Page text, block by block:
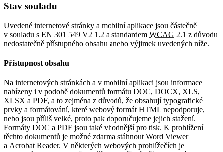
Stav souladu
Uvedené internetové stránky a mobilní aplikace jsou částečně
v souladu s EN 301 549 V2 1.2 a standardem WCAG 2.1 z důvodu
nedostatečně přístupného obsahu anebo výjimek uvedených níže.
Přístupnost obsahu
Na internetových stránkách a v mobilní aplikaci jsou informace
nabízeny i v podobě dokumentů formátu DOC, DOCX, XLS,
XLSX a PDF, a to zejména z důvodů, že obsahují typografické
prvky a formátování, které webový formát HTML nepodporuje,
nebo jsou příliš velké, proto pak doporučujeme jejich stažení.
Formáty DOC a PDF jsou také vhodnější pro tisk. K prohlížení
těchto dokumentů je možné zdarma stáhnout Word Viewer
a Acrobat Reader. V některých webových prohlížečích je